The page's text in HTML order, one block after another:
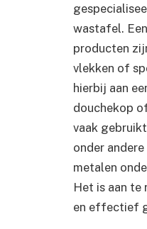
wastafel.
producten
vlekken of
hierbij aan
douchekop
vaak
onder
metalen
Het is aan te
en effectief